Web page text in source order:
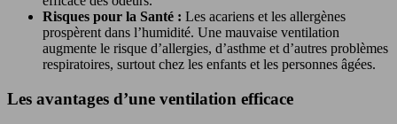
Risques pour la Santé : Les acariens et les allergènes
prospèrent dans l’humidité. Une mauvaise ventilation
augmente le risque d’allergies, d’asthme et d’autres problèmes
respiratoires, surtout chez les enfants et les personnes âgées.
Les avantages d’une ventilation efficace